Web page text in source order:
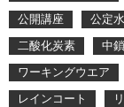
公開講座
公定
二酸化炭素
中
ワーキングウエア
レインコート